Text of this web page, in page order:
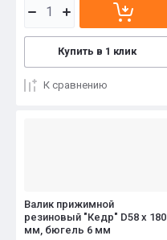
Купить в 1 клик
К сравнению
Валик прижимной
резиновый "Кедр" D58 x 180
мм, бюгель 6 мм